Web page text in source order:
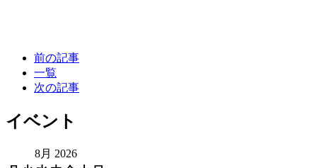
前の記事
一覧
次の記事
イベント
8月 2026